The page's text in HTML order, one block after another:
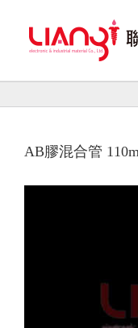
content
AB膠混合管